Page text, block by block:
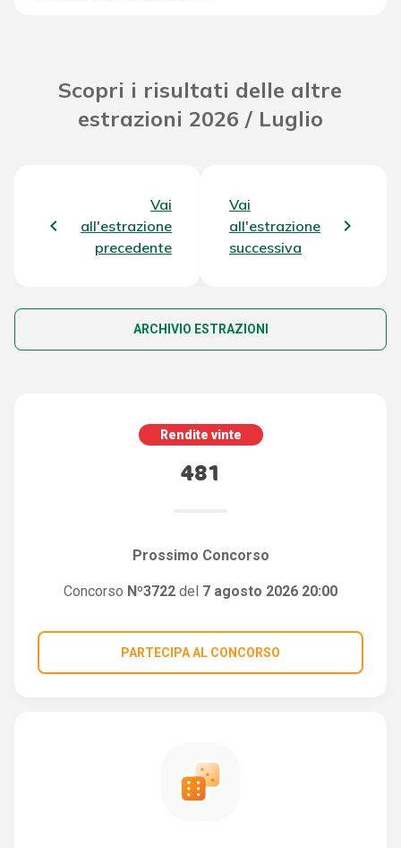
Scopri i risultati delle altre
estrazioni 2026 / Luglio
Vai
all'estrazione
precedente
Vai
all'estrazione
successiva
ARCHIVIO ESTRAZIONI
Rendite vinte
481
Prossimo Concorso
Concorso Nº3722 del 7 agosto 2026 20:00
PARTECIPA AL CONCORSO